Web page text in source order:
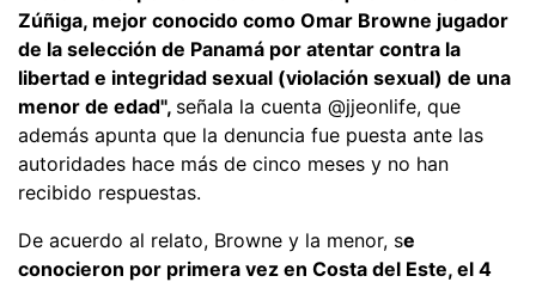
Zúñiga, mejor conocido como Omar Browne jugador
de la selección de Panamá por atentar contra la
libertad e integridad sexual (violación sexual) de una
menor de edad", señala la cuenta @jjeonlife, que
además apunta que la denuncia fue puesta ante las
autoridades hace más de cinco meses y no han
recibido respuestas.
De acuerdo al relato, Browne y la menor, se
conocieron por primera vez en Costa del Este, el 4